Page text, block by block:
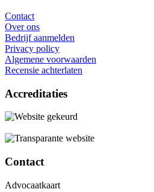
Contact
Over ons
Bedrijf aanmelden
Privacy policy
Algemene voorwaarden
Recensie achterlaten
Accreditaties
Contact
Advocaatkaart